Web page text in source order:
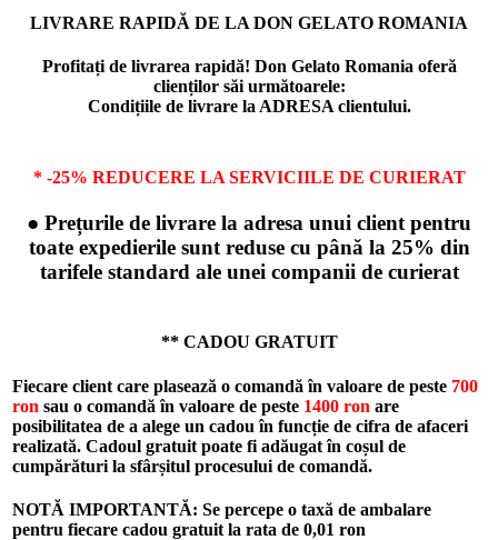
LIVRARE RAPIDĂ DE LA DON GELATO ROMANIA
Profitați de livrarea rapidă! Don Gelato Romania oferă
clienților săi următoarele:
Condițiile de livrare la ADRESA clientului.
* -25% REDUCERE LA SERVICIILE DE CURIERAT
● Prețurile de livrare la adresa unui client pentru
toate expedierile sunt reduse cu până la 25% din
tarifele standard ale unei companii de curierat
** CADOU GRATUIT
Fiecare client care plasează o comandă în valoare de peste 700
ron sau o comandă în valoare de peste 1400 ron are
posibilitatea de a alege un cadou în funcție de cifra de afaceri
realizată. Cadoul gratuit poate fi adăugat în coșul de
cumpărături la sfârșitul procesului de comandă.
NOTĂ IMPORTANTĂ: Se percepe o taxă de ambalare
pentru fiecare cadou gratuit la rata de 0,01 ron